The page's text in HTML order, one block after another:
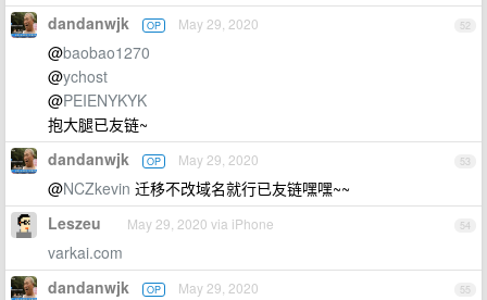
52
dandanwjk OP May 29, 2020
@baobao1270
@ychost
@PEIENYKYK
抱大腿已友链~
53
dandanwjk OP May 29, 2020
@NCZkevin 迁移不改域名就行已友链嘿嘿~~
54
Leszeu May 29, 2020 via iPhone
varkai.com
55
dandanwjk OP May 29, 2020